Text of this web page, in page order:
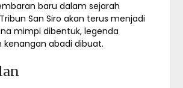
baru dalam sejarah
San Siro akan terus menjadi
mimpi dibentuk, legenda
kenangan abadi dibuat.